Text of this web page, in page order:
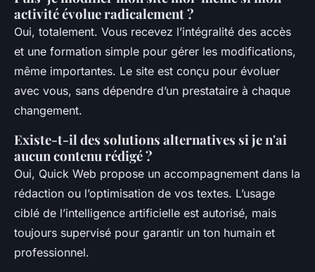
activité évolue radicalement ?
Oui, totalement. Vous recevez l’intégralité des accès
et une formation simple pour gérer les modifications,
même importantes. Le site est conçu pour évoluer
avec vous, sans dépendre d’un prestataire à chaque
changement.
Existe-t-il des solutions alternatives si je n'ai
aucun contenu rédigé ?
Oui, Quick Web propose un accompagnement dans la
rédaction ou l’optimisation de vos textes. L’usage
ciblé de l’intelligence artificielle est autorisé, mais
toujours supervisé pour garantir un ton humain et
professionnel.